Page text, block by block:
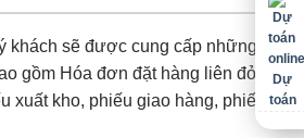
khách sẽ được cung cấp những hồ
gồm Hóa đơn đặt hàng liên đỏ,
xuất kho, phiếu giao hàng, phiếu
Dự
toán